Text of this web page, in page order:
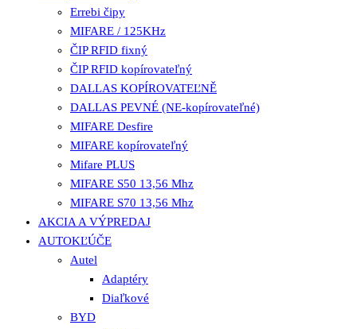
Errebi čipy
MIFARE / 125KHz
ČIP RFID fixný
ČIP RFID kopírovateľný
DALLAS KOPÍROVATEĽNĚ
DALLAS PEVNÉ (NE-kopírovateľné)
MIFARE Desfire
MIFARE kopírovateľný
Mifare PLUS
MIFARE S50 13,56 Mhz
MIFARE S70 13,56 Mhz
AKCIA A VÝPREDAJ
AUTOKĽÚČE
Autel
Adaptéry
Diaľkové
BYD